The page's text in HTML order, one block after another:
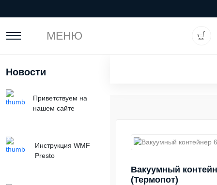
МЕНЮ
Новости
Приветствуем на
нашем сайте
Инструкция WMF
Presto
Вакуумный
(Термопот)